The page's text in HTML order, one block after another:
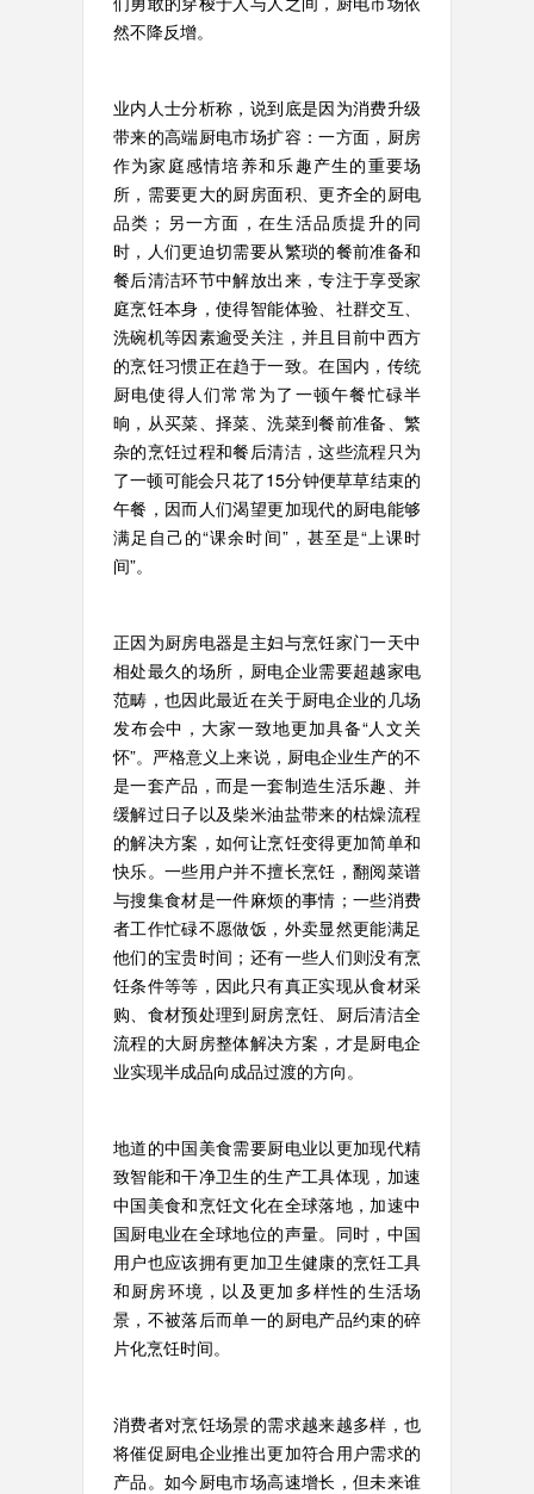
然不降反增。
业内人士分析称，说到底是因为消费升级
带来的高端厨电市场扩容：一方面，厨房
作为家庭感情培养和乐趣产生的重要场
所，需要更大的厨房面积、更齐全的厨电
品类；另一方面，在生活品质提升的同
时，人们更迫切需要从繁琐的餐前准备和
餐后清洁环节中解放出来，专注于享受家
庭烹饪本身，使得智能体验、社群交互、
洗碗机等因素逾受关注，并且目前中西方
的烹饪习惯正在趋于一致。在国内，传统
厨电使得人们常常为了一顿午餐忙碌半
晌，从买菜、择菜、洗菜到餐前准备、繁
杂的烹饪过程和餐后清洁，这些流程只为
了一顿可能会只花了15分钟便草草结束的
午餐，因而人们渴望更加现代的厨电能够
满足自己的“课余时间”，甚至是“上课时
间”。
正因为厨房电器是主妇与烹饪家门一天中
相处最久的场所，厨电企业需要超越家电
范畴，也因此最近在关于厨电企业的几场
发布会中，大家一致地更加具备“人文关
怀”。严格意义上来说，厨电企业生产的不
是一套产品，而是一套制造生活乐趣、并
缓解过日子以及柴米油盐带来的枯燥流程
的解决方案，如何让烹饪变得更加简单和
快乐。一些用户并不擅长烹饪，翻阅菜谱
与搜集食材是一件麻烦的事情；一些消费
者工作忙碌不愿做饭，外卖显然更能满足
他们的宝贵时间；还有一些人们则没有烹
饪条件等等，因此只有真正实现从食材采
购、食材预处理到厨房烹饪、厨后清洁全
流程的大厨房整体解决方案，才是厨电企
业实现半成品向成品过渡的方向。
地道的中国美食需要厨电业以更加现代精
致智能和干净卫生的生产工具体现，加速
中国美食和烹饪文化在全球落地，加速中
国厨电业在全球地位的声量。同时，中国
用户也应该拥有更加卫生健康的烹饪工具
和厨房环境，以及更加多样性的生活场
景，不被落后而单一的厨电产品约束的碎
片化烹饪时间。
消费者对烹饪场景的需求越来越多样，也
将催促厨电企业推出更加符合用户需求的
产品。如今厨电市场高速增长，但未来谁